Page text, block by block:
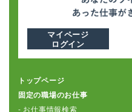
マイページ
ログイン
トップページ
固定の職場のお仕事
- お仕事情報検索